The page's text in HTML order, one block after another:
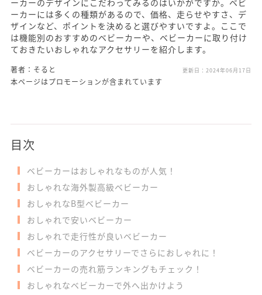
ーカーのデザインにこだわってみるのはいかがですか。ベビ
ーカーには多くの種類があるので、価格、走らせやすさ、デ
ザインなど、ポイントを決めると選びやすいですよ。ここで
は機能別のおすすめのベビーカーや、ベビーカーに取り付け
ておきたいおしゃれなアクセサリーを紹介します。
著者：そると 更新日： 2024年06月17日
本ページはプロモーションが含まれています
目次
ベビーカーはおしゃれなものが人気！
おしゃれな海外製高級ベビーカー
おしゃれなB型ベビーカー
おしゃれで安いベビーカー
おしゃれで走行性が良いベビーカー
ベビーカーのアクセサリーでさらにおしゃれに！
ベビーカーの売れ筋ランキングもチェック！
おしゃれなベビーカーで外へ出かけよう